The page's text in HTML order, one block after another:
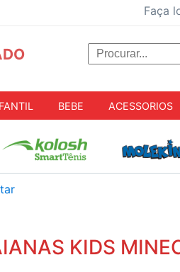
Faça
BEBE ACESSORIOS
KIDS